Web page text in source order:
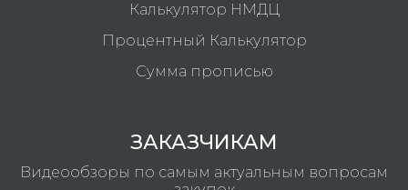
Калькулятор НМДЦ
Процентный Калькулятор
Сумма прописью
ЗАКАЗЧИКАМ
Видеообзоры по самым актуальным вопросам